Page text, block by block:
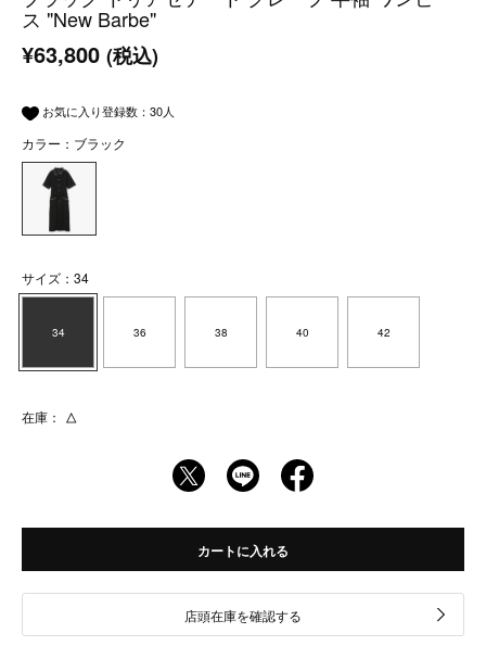
ス "New Barbe"
¥63,800 (税込)
お気に入り登録数： 30人
カラー：ブラック
サイズ：34
34 36 38 40 42
在庫： △
カートに入れる
店頭在庫を確認する